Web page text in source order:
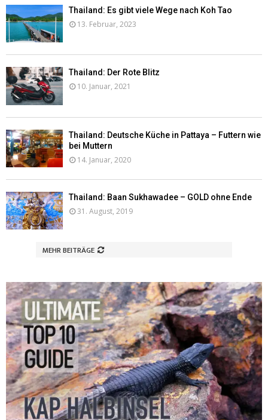
Thailand: Es gibt viele Wege nach Koh Tao
13. Februar, 2023
Thailand: Der Rote Blitz
10. Januar, 2021
Thailand: Deutsche Küche in Pattaya – Futtern wie
bei Muttern
14. Januar, 2020
Thailand: Baan Sukhawadee – GOLD ohne Ende
31. August, 2019
MEHR BEITRÄGE